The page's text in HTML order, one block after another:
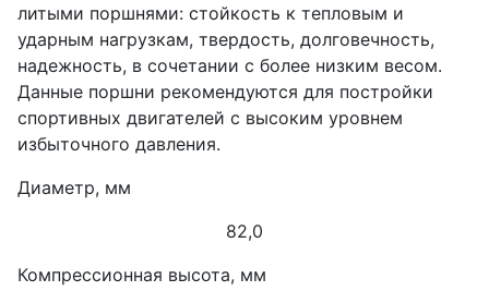
литыми поршнями: стойкость к тепловым и
ударным нагрузкам, твердость, долговечность,
надежность, в сочетании с более низким весом.
Данные поршни рекомендуются для постройки
спортивных двигателей с высоким уровнем
избыточного давления.
Диаметр, мм
82,0
Компрессионная высота, мм